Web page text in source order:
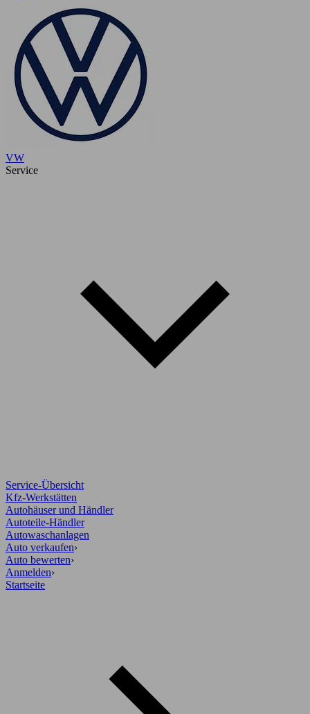
VW
Service
Service-Übersicht
Kfz-Werkstätten
Autohäuser und Händler
Autoteile-Händler
Autowaschanlagen
Auto verkaufen›
Auto bewerten›
Anmelden›
Startseite